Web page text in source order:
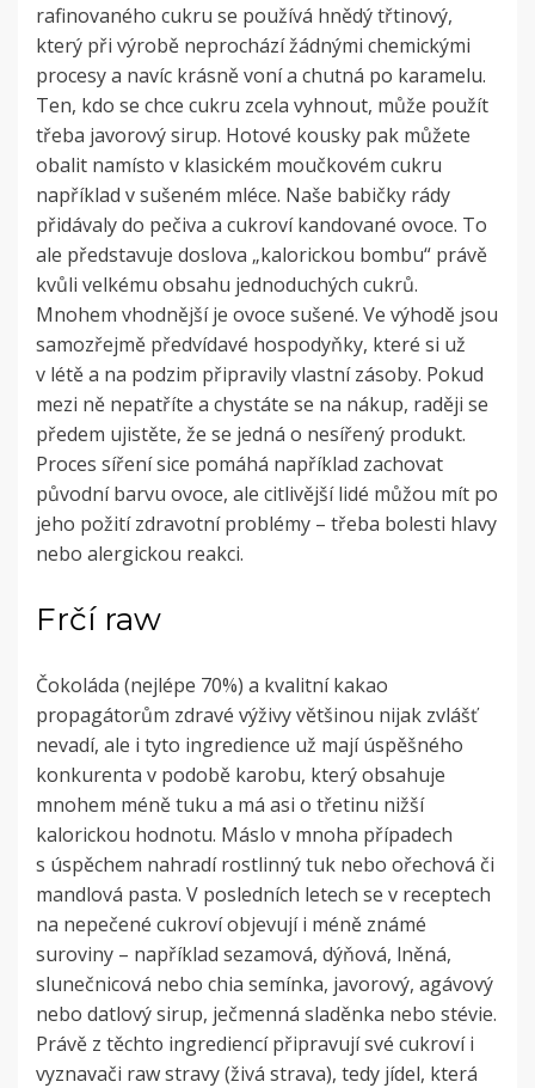
rafinovaného cukru se používá hnědý třtinový,
který při výrobě neprochází žádnými chemickými
procesy a navíc krásně voní a chutná po karamelu.
Ten, kdo se chce cukru zcela vyhnout, může použít
třeba javorový sirup. Hotové kousky pak můžete
obalit namísto v klasickém moučkovém cukru
například v sušeném mléce. Naše babičky rády
přidávaly do pečiva a cukroví kandované ovoce. To
ale představuje doslova „kalorickou bombu“ právě
kvůli velkému obsahu jednoduchých cukrů.
Mnohem vhodnější je ovoce sušené. Ve výhodě jsou
samozřejmě předvídavé hospodyňky, které si už
v létě a na podzim připravily vlastní zásoby. Pokud
mezi ně nepatříte a chystáte se na nákup, raději se
předem ujistěte, že se jedná o nesířený produkt.
Proces síření sice pomáhá například zachovat
původní barvu ovoce, ale citlivější lidé můžou mít po
jeho požití zdravotní problémy – třeba bolesti hlavy
nebo alergickou reakci.
Frčí raw
Čokoláda (nejlépe 70%) a kvalitní kakao
propagátorům zdravé výživy většinou nijak zvlášť
nevadí, ale i tyto ingredience už mají úspěšného
konkurenta v podobě karobu, který obsahuje
mnohem méně tuku a má asi o třetinu nižší
kalorickou hodnotu. Máslo v mnoha případech
s úspěchem nahradí rostlinný tuk nebo ořechová či
mandlová pasta. V posledních letech se v receptech
na nepečené cukroví objevují i méně známé
suroviny – například sezamová, dýňová, lněná,
slunečnicová nebo chia semínka, javorový, agávový
nebo datlový sirup, ječmenná sladěnka nebo stévie.
Právě z těchto ingrediencí připravují své cukroví i
vyznavači raw stravy (živá strava), tedy jídel, která